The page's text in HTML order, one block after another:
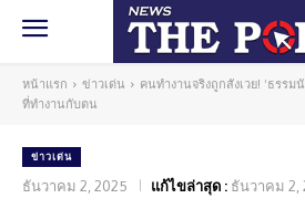
หน้าแรก ข่าวเด่น
คนทำงานจริงถูกสังเวย! ‘ธรรม
ที่ทำงานกับตน
ข่าวเด่น
ธันวาคม 2, 2025 แก้ไขล่าสุด : ธันวาคม 2,